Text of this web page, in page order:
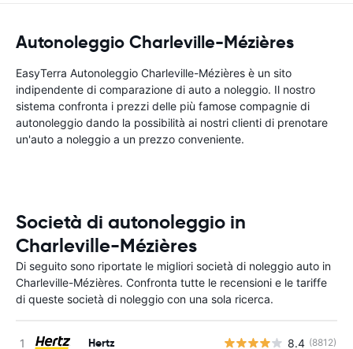
Autonoleggio Charleville-Mézières
EasyTerra Autonoleggio Charleville-Mézières è un sito
indipendente di comparazione di auto a noleggio. Il nostro
sistema confronta i prezzi delle più famose compagnie di
autonoleggio dando la possibilità ai nostri clienti di prenotare
un'auto a noleggio a un prezzo conveniente.
Società di autonoleggio in
Charleville-Mézières
Di seguito sono riportate le migliori società di noleggio auto in
Charleville-Mézières. Confronta tutte le recensioni e le tariffe
di queste società di noleggio con una sola ricerca.
Hertz 8.4 (8812)